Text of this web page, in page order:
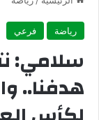
رياضة فرعي
سلامي:
هدفنا..